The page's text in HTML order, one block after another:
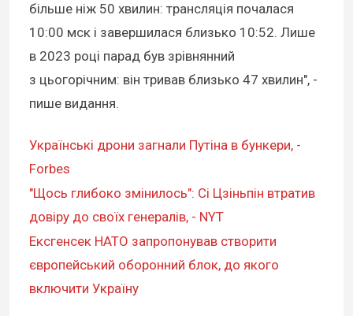
більше ніж 50 хвилин: трансляція почалася
10:00 мск і завершилася близько 10:52. Лише
в 2023 році парад був зрівнянний
з цьогорічним: він тривав близько 47 хвилин", -
пише видання.
Українські дрони загнали Путіна в бункери, -
Forbes
"Щось глибоко змінилось": Сі Цзіньпін втратив
довіру до своїх генералів, - NYT
Ексгенсек НАТО запропонував створити
європейський оборонний блок, до якого
включити Україну